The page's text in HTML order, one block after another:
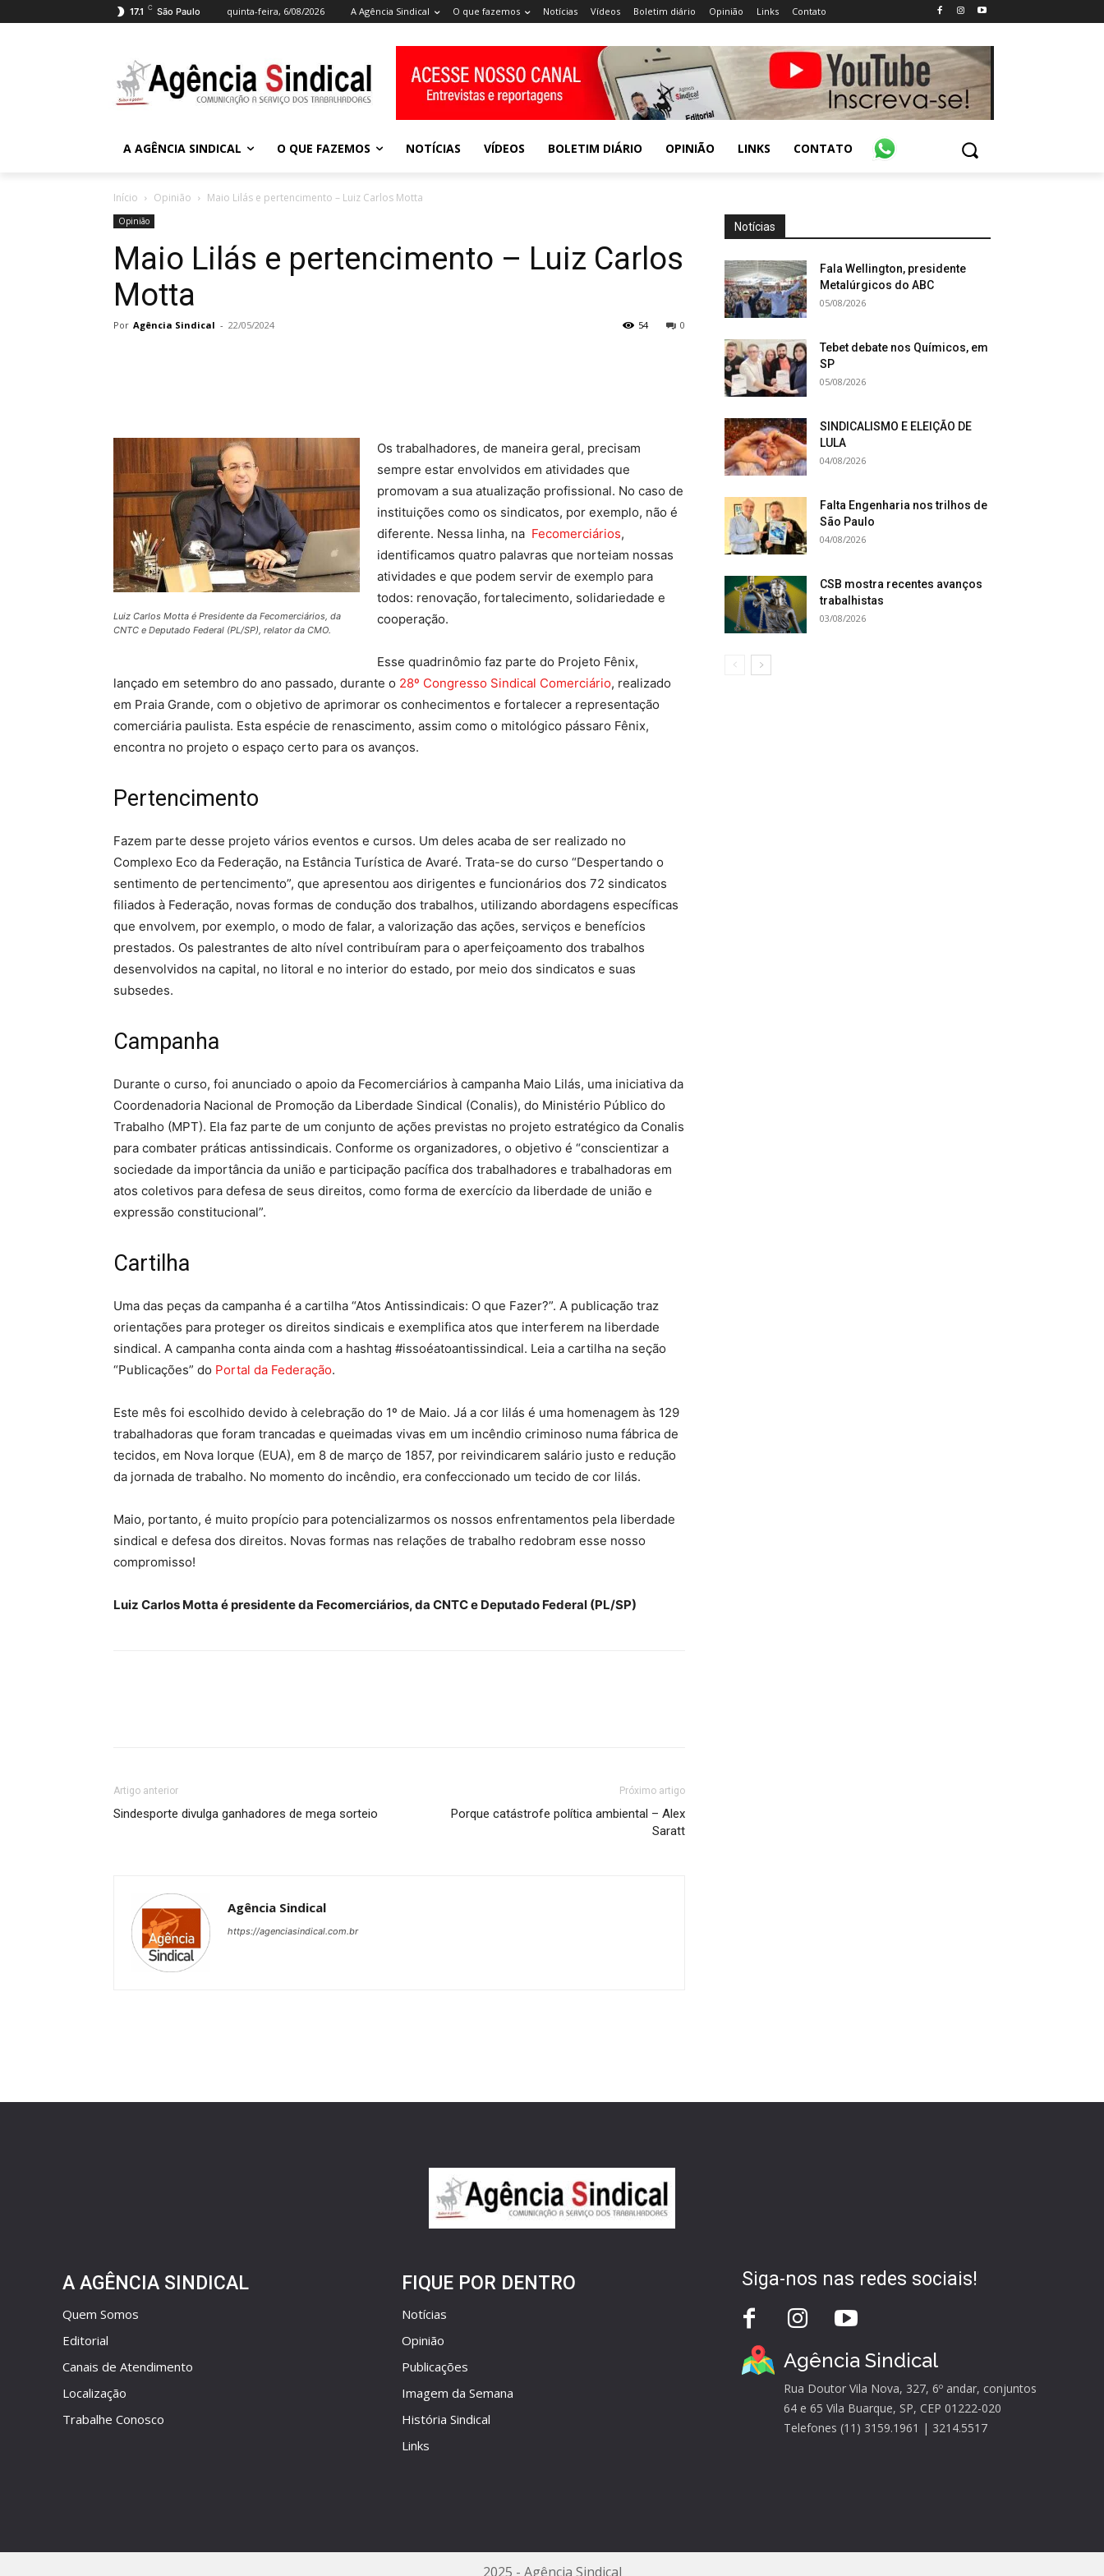
17.1 C São Paulo quinta-feira, 6/08/2026 A Agência Sindical O que fazemos Notícias Vídeos Boletim diário Opinião Links Contato
A AGÊNCIA SINDICAL O QUE FAZEMOS NOTÍCIAS VÍDEOS BOLETIM DIÁRIO OPINIÃO LINKS CONTATO
Início Opinião Maio Lilás e pertencimento – Luiz Carlos Motta
Opinião
Maio Lilás e pertencimento – Luiz Carlos
Motta
Por Agência Sindical - 22/05/2024 0
54
Luiz Carlos Motta é Presidente da Fecomerciários, da
CNTC e Deputado Federal (PL/SP), relator da CMO.
Os trabalhadores, de maneira geral, precisam
sempre estar envolvidos em atividades que
promovam a sua atualização profissional. No caso de
instituições como os sindicatos, por exemplo, não é
diferente. Nessa linha, na Fecomerciários,
identificamos quatro palavras que norteiam nossas
atividades e que podem servir de exemplo para
todos: renovação, fortalecimento, solidariedade e
cooperação.
Esse quadrinômio faz parte do Projeto Fênix,
lançado em setembro do ano passado, durante o 28º Congresso Sindical Comerciário, realizado
em Praia Grande, com o objetivo de aprimorar os conhecimentos e fortalecer a representação
comerciária paulista. Esta espécie de renascimento, assim como o mitológico pássaro Fênix,
encontra no projeto o espaço certo para os avanços.
Pertencimento
Fazem parte desse projeto vários eventos e cursos. Um deles acaba de ser realizado no
Complexo Eco da Federação, na Estância Turística de Avaré. Trata-se do curso “Despertando o
sentimento de pertencimento”, que apresentou aos dirigentes e funcionários dos 72 sindicatos
filiados à Federação, novas formas de condução dos trabalhos, utilizando abordagens específicas
que envolvem, por exemplo, o modo de falar, a valorização das ações, serviços e benefícios
prestados. Os palestrantes de alto nível contribuíram para o aperfeiçoamento dos trabalhos
desenvolvidos na capital, no litoral e no interior do estado, por meio dos sindicatos e suas
subsedes.
Campanha
Durante o curso, foi anunciado o apoio da Fecomerciários à campanha Maio Lilás, uma iniciativa da
Coordenadoria Nacional de Promoção da Liberdade Sindical (Conalis), do Ministério Público do
Trabalho (MPT). Ela faz parte de um conjunto de ações previstas no projeto estratégico da Conalis
para combater práticas antissindicais. Conforme os organizadores, o objetivo é “conscientizar a
sociedade da importância da união e participação pacífica dos trabalhadores e trabalhadoras em
atos coletivos para defesa de seus direitos, como forma de exercício da liberdade de união e
expressão constitucional”.
Cartilha
Uma das peças da campanha é a cartilha “Atos Antissindicais: O que Fazer?”. A publicação traz
orientações para proteger os direitos sindicais e exemplifica atos que interferem na liberdade
sindical. A campanha conta ainda com a hashtag #issoéatoantissindical. Leia a cartilha na seção
“Publicações” do Portal da Federação.
Este mês foi escolhido devido à celebração do 1º de Maio. Já a cor lilás é uma homenagem às 129
trabalhadoras que foram trancadas e queimadas vivas em um incêndio criminoso numa fábrica de
tecidos, em Nova Iorque (EUA), em 8 de março de 1857, por reivindicarem salário justo e redução
da jornada de trabalho. No momento do incêndio, era confeccionado um tecido de cor lilás.
Maio, portanto, é muito propício para potencializarmos os nossos enfrentamentos pela liberdade
sindical e defesa dos direitos. Novas formas nas relações de trabalho redobram esse nosso
compromisso!
Luiz Carlos Motta é presidente da Fecomerciários, da CNTC e Deputado Federal (PL/SP)
Artigo anterior
Sindesporte divulga ganhadores de mega sorteio
Próximo artigo
Porque catástrofe política ambiental – Alex
Saratt
Agência Sindical
https://agenciasindical.com.br
Notícias
Fala Wellington, presidente
Metalúrgicos do ABC
05/08/2026
Tebet debate nos Químicos, em
SP
05/08/2026
SINDICALISMO E ELEIÇÃO DE
LULA
04/08/2026
Falta Engenharia nos trilhos de
São Paulo
04/08/2026
CSB mostra recentes avanços
trabalhistas
03/08/2026
A AGÊNCIA SINDICAL
Quem Somos
Editorial
Canais de Atendimento
Localização
Trabalhe Conosco
FIQUE POR DENTRO
Notícias
Opinião
Publicações
Imagem da Semana
História Sindical
Links
Siga-nos nas redes sociais!
Agência Sindical
Rua Doutor Vila Nova, 327, 6º andar, conjuntos
64 e 65 Vila Buarque, SP, CEP 01222-020
Telefones (11) 3159.1961 | 3214.5517
2025 - Agência Sindical